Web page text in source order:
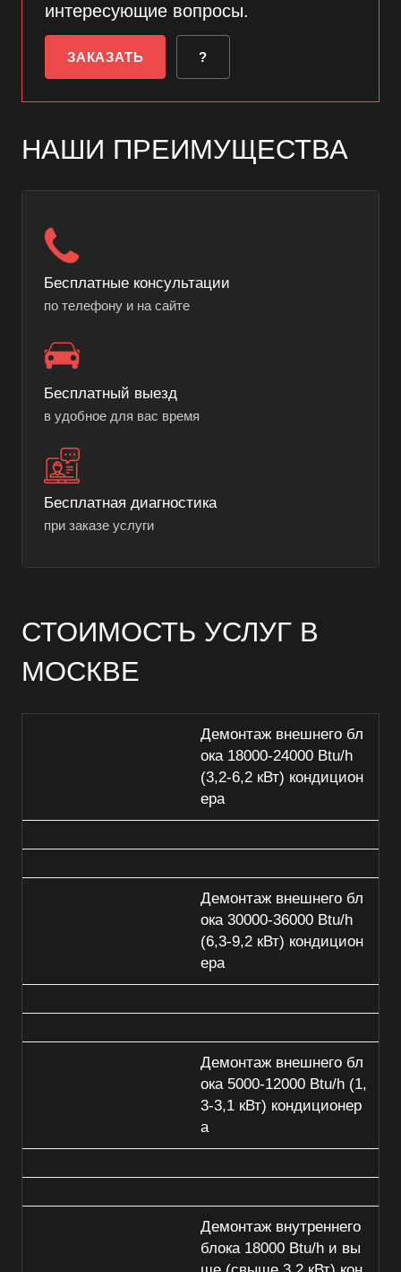
интересующие вопросы.
ЗАКАЗАТЬ ?
НАШИ ПРЕИМУЩЕСТВА
Бесплатные консультации
по телефону и на сайте
Бесплатный выезд
в удобное для вас время
Бесплатная диагностика
при заказе услуги
СТОИМОСТЬ УСЛУГ В
МОСКВЕ
Демонтаж внешнего бл
ока 18000-24000 Btu/h
(3,2-6,2 кВт) кондицион
ера
Демонтаж внешнего бл
ока 30000-36000 Btu/h
(6,3-9,2 кВт) кондицион
ера
Демонтаж внешнего бл
ока 5000-12000 Btu/h (1,
3-3,1 кВт) кондиционер
а
Демонтаж внутреннего
блока 18000 Btu/h и вы